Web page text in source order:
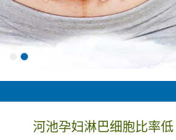
河池孕妇淋巴细胞比率低